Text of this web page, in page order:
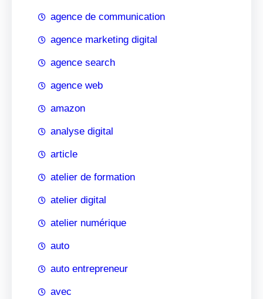
agence de communication
agence marketing digital
agence search
agence web
amazon
analyse digital
article
atelier de formation
atelier digital
atelier numérique
auto
auto entrepreneur
avec